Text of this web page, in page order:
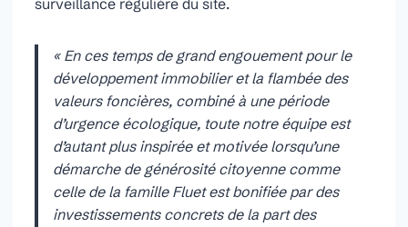
surveillance régulière du site.
« En ces temps de grand engouement pour le
développement immobilier et la flambée des
valeurs foncières, combiné à une période
d’urgence écologique, toute notre équipe est
d’autant plus inspirée et motivée lorsqu’une
démarche de générosité citoyenne comme
celle de la famille Fluet est bonifiée par des
investissements concrets de la part des